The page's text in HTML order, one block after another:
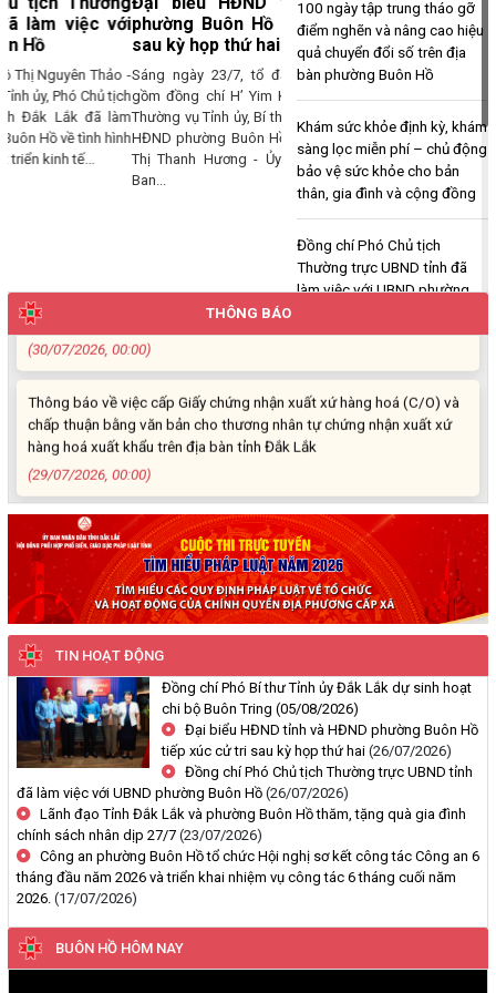
phường Buôn Hồ tiếp xúc cử tri
sau kỳ họp thứ hai
Sáng ngày 23/7, tổ đại biểu HĐND tỉnh
gồm đồng chí H’ Yim Kđoh - Ủy viên Ban
Thường vụ Tỉnh ủy, Bí thư Đảng ủy, Chủ tịch
HĐND phường Buôn Hồ; đồng chí Nguyễn
Thị Thanh Hương - Ủy viên chuyên trách
100 ngày tập trung tháo gỡ
điểm nghẽn và nâng cao hiệu
quả chuyển đổi số trên địa
bàn phường Buôn Hồ
Khám sức khỏe định kỳ, khám
sàng lọc miễn phí – chủ động
bảo vệ sức khỏe cho bản
thân, gia đình và cộng đồng
Đồng chí Phó Chủ tịch
Thường trực UBND tỉnh đã
làm việc với UBND phường
phường Buôn Hồ tiếp xúc cử
tri sau kỳ họp thứ hai
quà gia đình chính sách nhân
dịp 27/7
THÔNG BÁO
Ngọc Loan. Thường trú tại: Phường Buôn Hồ, tỉnh Đắk Lắk
(06/08/2026, 00:00)
V/v công khai Quyết định số 2412/QĐ-UBND ngày 31/7/2026 của
UBND tỉnh Đắk Lắk về việc bổ nhiệm hòa giải viên lao động trên địa
bàn tỉnh Đắk Lắk
(04/08/2026, 00:00)
thường, hỗ trợ và bảng công khai phương án chi tiết kinh phí bồi
thường, hỗ trợ khi Nhà nước thu hồi đất để thực hiện Dự án: Cải
tạo, nâng cấp đường Nơ Trang Lơng (đoạn từ đường Nguyễn Hiền
đến đường Trần Cảnh)
(30/07/2026, 00:00)
Thông báo về việc cấp Giấy chứng nhận xuất xứ hàng hoá (C/O) và
chấp thuận bằng văn bản cho thương nhân tự chứng nhận xuất xứ
hàng hoá xuất khẩu trên địa bàn tỉnh Đắk Lắk
(29/07/2026, 00:00)
Thông báo công khai về việc đo đạc, ký giáp ranh đối với thửa đất
số 59, tờ bản đồ số 89 thuộc Đoàn Kết 1, phường Buôn Hồ, tỉnh
Đắk Lắk do Nguyễn Thị Bích Liên và bà Nguyễn Thị Kiều Oanh;
thường trú tại TDP An Bình 4, phường Buôn Hồ, tỉnh Đắk Lắk đang
sử dụng
(29/07/2026, 00:00)
Thông báo về việc niêm yết, công khai hồ sơ mất Giấy chứng nhận
quyền sử dụng đất mang tên ông Cù Văn Châu và bà Nguyễn Thị
Kim Tâm. Thường trú tại: Phường Buôn Hồ, tỉnh Đắk Lắk
(29/07/2026, 00:00)
Thông báo về việc cấp giấy chứng nhận quyền sử dụng đất, tài sản
khác gắn liền với đất cho ông Lê Đình Lộc và ông Lê Đình Hậu sử
dụng đất tại phường Buôn Hồ, tỉnh Đắk Lắk
(24/07/2026, 00:00)
Thông báo về việc niêm yết công khai kết quả kiểm tra hồ sơ đăng
ký, cấp giấy chứng nhận diện tích tăng thêm của ông Nguyễn Tấn
Vương và bà Nguyễn Thị Liễu đang sử dụng đất tại phường Buôn
TIN HOẠT ĐỘNG
Đồng chí Phó Bí thư Tỉnh ủy Đắk Lắk dự sinh hoạt
chi bộ Buôn Tring(05/08/2026)
Đại biểu HĐND tỉnh và HĐND phường Buôn Hồ
tiếp xúc cử tri sau kỳ họp thứ hai(26/07/2026)
Đồng chí Phó Chủ tịch Thường trực UBND tỉnh
đã làm việc với UBND phường Buôn Hồ (26/07/2026)
Lãnh đạo Tỉnh Đắk Lắk và phường Buôn Hồ thăm, tặng quà gia đình
chính sách nhân dịp 27/7 (23/07/2026)
Công an phường Buôn Hồ tổ chức Hội nghị sơ kết công tác Công an 6
tháng đầu năm 2026 và triển khai nhiệm vụ công tác 6 tháng cuối năm
2026. (17/07/2026)
BUÔN HỒ HÔM NAY